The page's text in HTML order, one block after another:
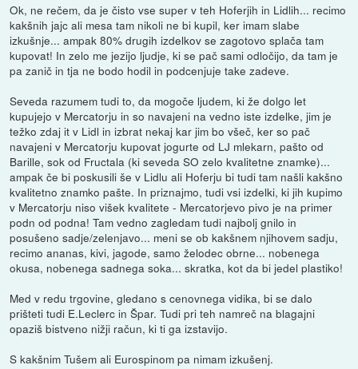
Ok, ne rečem, da je čisto vse super v teh Hoferjih in Lidlih... recimo
kakšnih jajc ali mesa tam nikoli ne bi kupil, ker imam slabe
izkušnje... ampak 80% drugih izdelkov se zagotovo splača tam
kupovat! In zelo me jezijo ljudje, ki se pač sami odločijo, da tam je
pa zanič in tja ne bodo hodil in podcenjuje take zadeve.
Seveda razumem tudi to, da mogoče ljudem, ki že dolgo let
kupujejo v Mercatorju in so navajeni na vedno iste izdelke, jim je
težko zdaj it v Lidl in izbrat nekaj kar jim bo všeč, ker so pač
navajeni v Mercatorju kupovat jogurte od LJ mlekarn, pašto od
Barille, sok od Fructala (ki seveda SO zelo kvalitetne znamke)...
ampak če bi poskusili še v Lidlu ali Hoferju bi tudi tam našli kakšno
kvalitetno znamko pašte. In priznajmo, tudi vsi izdelki, ki jih kupimo
v Mercatorju niso višek kvalitete - Mercatorjevo pivo je na primer
podn od podna! Tam vedno zagledam tudi najbolj gnilo in
posušeno sadje/zelenjavo... meni se ob kakšnem njihovem sadju,
recimo ananas, kivi, jagode, samo želodec obrne... nobenega
okusa, nobenega sadnega soka... skratka, kot da bi jedel plastiko!
Med v redu trgovine, gledano s cenovnega vidika, bi se dalo
prišteti tudi E.Leclerc in Špar. Tudi pri teh namreč na blagajni
opaziš bistveno nižji račun, ki ti ga izstavijo.
S kakšnim Tušem ali Eurospinom pa nimam izkušenj.